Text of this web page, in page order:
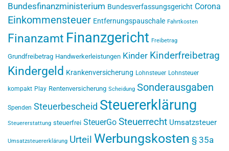
Bundesfinanzministerium Bundesverfassungsgericht Corona
Einkommensteuer Entfernungspauschale Fahrtkosten
Finanzamt Finanzgericht Freibetrag
Grundfreibetrag Handwerkerleistungen Kinder Kinderfreibetrag
Kindergeld Krankenversicherung Lohnsteuer Lohnsteuer
kompakt Play Rentenversicherung Scheidung Sonderausgaben
Spenden Steuerbescheid Steuererklärung
Steuererstattung steuerfrei SteuerGo Steuerrecht Umsatzsteuer
Umsatzsteuererklärung Urteil Werbungskosten § 35a